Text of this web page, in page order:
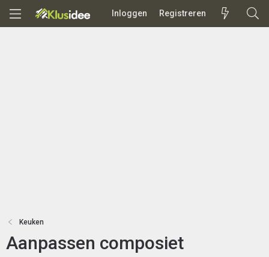
Inloggen Registreren
Keuken
Aanpassen composiet